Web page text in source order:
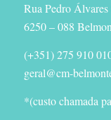
Rua Pedro
6250 – 088
(+351) 275 910
geral@cm-
*(custo chamada